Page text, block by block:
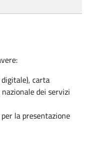
carta
dei servizi
la presentazione